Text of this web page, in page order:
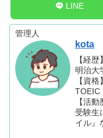
LINE
管理人
kota
【経歴】
明治大
【資格】
TOEIC
【活
受験生
イル』